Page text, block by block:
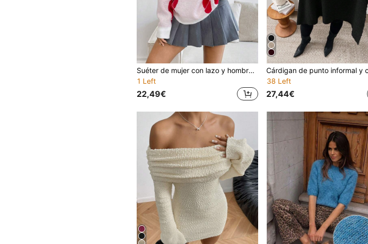
Suéter de mujer con lazo y hombros caídos, diseño elegante para otoño/invierno
1 Left
22,49€
38 Left
27,44€